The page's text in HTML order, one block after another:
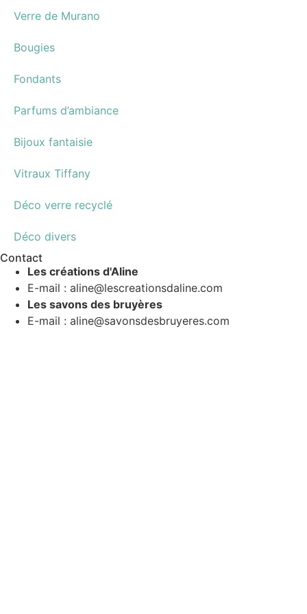
Verre de Murano
Bougies
Fondants
Parfums d’ambiance
Bijoux fantaisie
Vitraux Tiffany
Déco verre recyclé
Déco divers
Contact
Les créations d'Aline
E-mail : aline@lescreationsdaline.com
Les savons des bruyères
E-mail : aline@savonsdesbruyeres.com